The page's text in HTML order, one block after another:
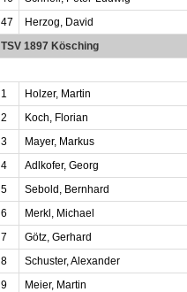
47
Herzog, David
TSV 1897 Kösching
1
Holzer, Martin
2
Koch, Florian
3
Mayer, Markus
4
Adlkofer, Georg
5
Sebold, Bernhard
6
Merkl, Michael
7
Götz, Gerhard
8
Schuster, Alexander
9
Meier, Martin